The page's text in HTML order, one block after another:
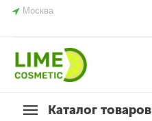
Москва
Каталог товаров